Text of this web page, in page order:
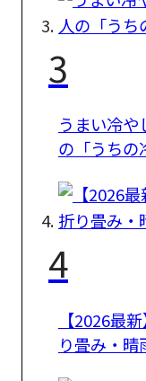
3
うまい冷
の「うちの
4
【2026最
り畳み・